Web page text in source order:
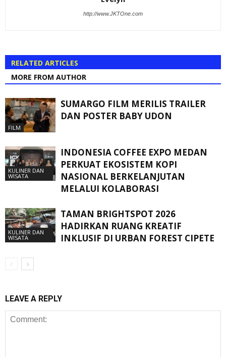
http://www.JKTOne.com
RELATED ARTICLES
MORE FROM AUTHOR
FILM
SUMARGO FILM MERILIS TRAILER
DAN POSTER BABY UDON
KULINER DAN
WISATA
INDONESIA COFFEE EXPO MEDAN
PERKUAT EKOSISTEM KOPI
NASIONAL BERKELANJUTAN
MELALUI KOLABORASI
KULINER DAN
WISATA
TAMAN BRIGHTSPOT 2026
HADIRKAN RUANG KREATIF
INKLUSIF DI URBAN FOREST CIPETE
LEAVE A REPLY